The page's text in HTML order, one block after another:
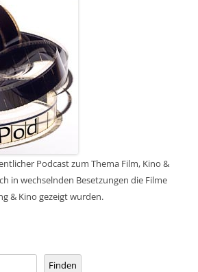
Podcast zum Thema Film, Kino &
in wechselnden Besetzungen die Filme
& Kino gezeigt wurden.
Finden